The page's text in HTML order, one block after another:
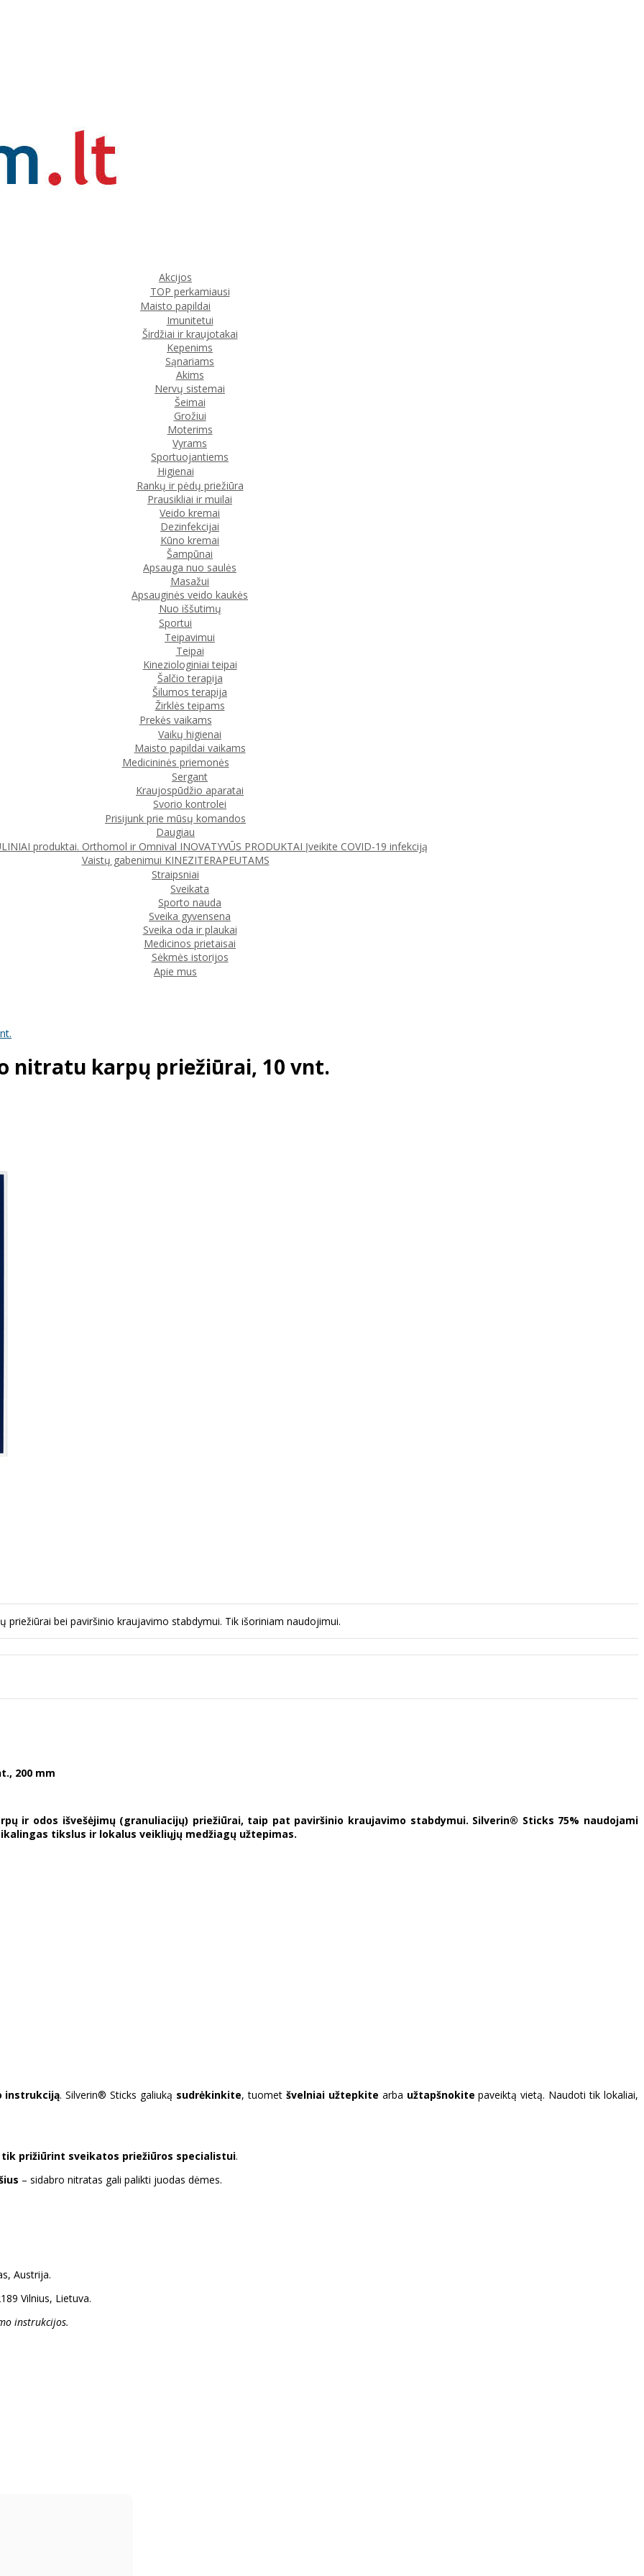
Akcijos
TOP perkamiausi
Maisto papildai
Imunitetui
Širdžiai ir kraujotakai
Kepenims
Sąnariams
Akims
Nervų sistemai
Šeimai
Grožiui
Moterims
Vyrams
Sportuojantiems
Higienai
Rankų ir pėdų priežiūra
Prausikliai ir muilai
Veido kremai
Dezinfekcijai
Kūno kremai
Šampūnai
Apsauga nuo saulės
Masažui
Apsauginės veido kaukės
Nuo iššutimų
Sportui
Teipavimui
Teipai
Kineziologiniai teipai
Šalčio terapija
Šilumos terapija
Žirklės teipams
Prekės vaikams
Vaikų higienai
Maisto papildai vaikams
Medicininės priemonės
Sergant
Kraujospūdžio aparatai
Svorio kontrolei
Prisijunk prie mūsų komandos
Daugiau
produktai. Orthomol ir Omnival INOVATYVŪS PRODUKTAI Įveikite COVID-19 infekciją
Vaistų gabenimui KINEZITERAPEUTAMS
Straipsniai
Sveikata
Sporto nauda
Sveika gyvensena
Sveika oda ir plaukai
Medicinos prietaisai
Sėkmės istorijos
Apie mus
nitratu karpų priežiūrai, 10 vnt.
bei paviršinio kraujavimo stabdymui. Tik išoriniam naudojimui.
200 mm
ir odos išvešėjimų (granuliacijų) priežiūrai, taip pat paviršinio kraujavimo stabdymui. Silverin® Sticks 75% naudojami
tikslus ir lokalus veikliųjų medžiagų užtepimas.
instrukciją. Silverin® Sticks galiuką sudrėkinkite, tuomet švelniai užtepkite arba užtapšnokite paveiktą vietą. Naudoti tik lokaliai,
tik prižiūrint sveikatos priežiūros specialistui.
– sidabro nitratas gali palikti juodas dėmes.
Austrija.
Vilnius, Lietuva.
instrukcijos.